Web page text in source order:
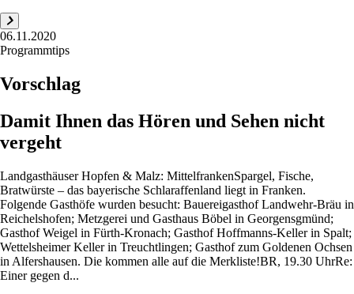
06.11.2020
Programmtips
Vorschlag
Damit Ihnen das Hören und Sehen nicht
vergeht
Landgasthäuser Hopfen & Malz: MittelfrankenSpargel, Fische,
Bratwürste – das bayerische Schlaraffenland liegt in Franken.
Folgende Gasthöfe wurden besucht: Bauereigasthof Landwehr-Bräu in
Reichelshofen; Metzgerei und Gasthaus Böbel in Georgensgmünd;
Gasthof Weigel in Fürth-Kronach; Gasthof Hoffmanns-Keller in Spalt;
Wettelsheimer Keller in Treuchtlingen; Gasthof zum Goldenen Ochsen
in Alfershausen. Die kommen alle auf die Merkliste!BR, 19.30 UhrRe:
Einer gegen d...